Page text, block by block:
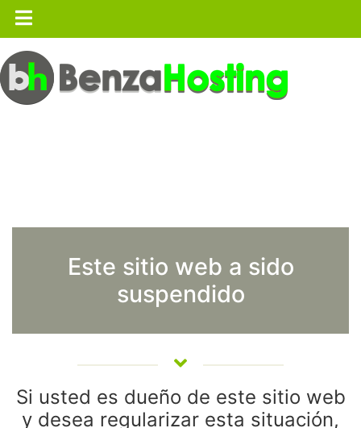
Este sitio web a sido
suspendido
Si usted es dueño de este sitio web
y desea regularizar esta situación,